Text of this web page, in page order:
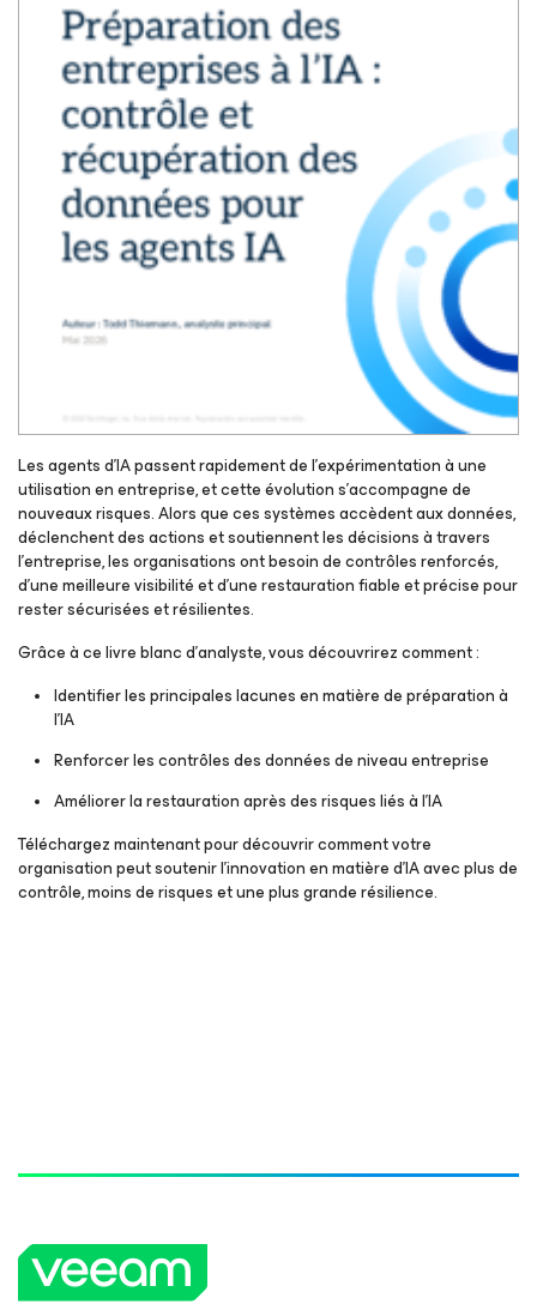
Les agents d’IA passent rapidement de l’expérimentation à une
utilisation en entreprise, et cette évolution s’accompagne de
nouveaux risques. Alors que ces systèmes accèdent aux données,
déclenchent des actions et soutiennent les décisions à travers
l’entreprise, les organisations ont besoin de contrôles renforcés,
d’une meilleure visibilité et d’une restauration fiable et précise pour
rester sécurisées et résilientes.
Grâce à ce livre blanc d’analyste, vous découvrirez comment :
Identifier les principales lacunes en matière de préparation à
l’IA
Renforcer les contrôles des données de niveau entreprise
Améliorer la restauration après des risques liés à l’IA
Téléchargez maintenant pour découvrir comment votre
organisation peut soutenir l’innovation en matière d’IA avec plus de
contrôle, moins de risques et une plus grande résilience.